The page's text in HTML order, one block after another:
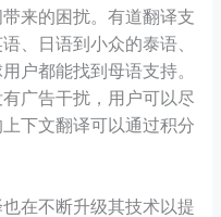
来的困扰。有道翻译支
、日语到小众的泰语、
户都能找到母语支持。
广告干扰，用户可以尽
下文翻译可以通过积分
在不断升级其技术以提